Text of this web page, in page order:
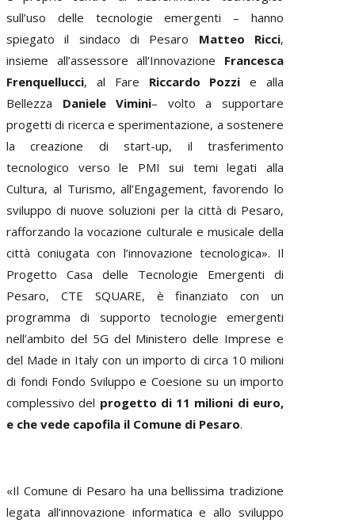
sull’uso delle tecnologie emergenti
– hanno
spiegato il sindaco di Pesaro Matteo Ricci,
insieme all’assessore all’Innovazione Francesca
Frenquellucci, al Fare Riccardo Pozzi e alla
Bellezza Daniele Vimini–
volto a supportare
progetti di ricerca e sperimentazione, a sostenere
la creazione di start-up, il trasferimento
tecnologico verso le PMI sui temi legati alla
Cultura, al Turismo, all’Engagement, favorendo lo
sviluppo di nuove soluzioni per la città di Pesaro,
rafforzando la vocazione culturale e musicale della
città coniugata con l’innovazione tecnologica». Il
Progetto Casa delle Tecnologie Emergenti di
Pesaro, CTE SQUARE, è finanziato con un
programma di supporto tecnologie emergenti
nell’ambito del 5G del Ministero delle Imprese e
del Made in Italy con un importo di circa 10 milioni
di fondi Fondo Sviluppo e Coesione su un importo
complessivo del progetto di 11 milioni di euro,
e che vede capofila il Comune di Pesaro.
«Il Comune di Pesaro ha una bellissima tradizione
legata all’innovazione informatica e allo sviluppo